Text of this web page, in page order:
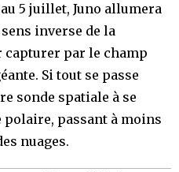
5 juillet, Juno allumera
inverse de la
capturer par le champ
Si tout se passe
sonde spatiale à se
passant à moins
nuages.